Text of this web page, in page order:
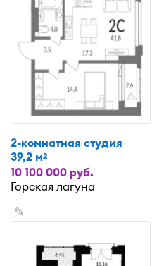
2-комнатная студия
39,2 м2
10 100 000 руб.
Горская лагуна
✎